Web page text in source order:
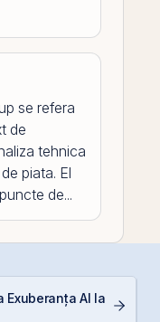
se refera
de
tehnica
piata. El
de...
Exuberanța AI la